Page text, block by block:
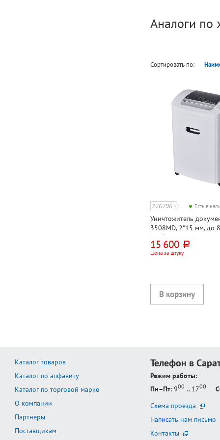
Аналоги по
Сортировать по:
226296 Есть в
Уничтожитель
3508MD, 2*15 мм, до
18, белый
15 600 руб.
Цена за штуку
Каталог товаров
Каталог по алфавиту
Каталог по торговой марке
О компании
Партнеры
Поставщикам
Телефон в
Режим работы:
Пн–Пт: 900 .. 1700
Схема проезда
Написать нам письмо
Контакты